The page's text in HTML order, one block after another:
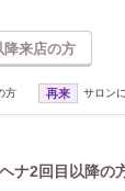
降来店の方
方 再来 サロン
ナ2回目以降の